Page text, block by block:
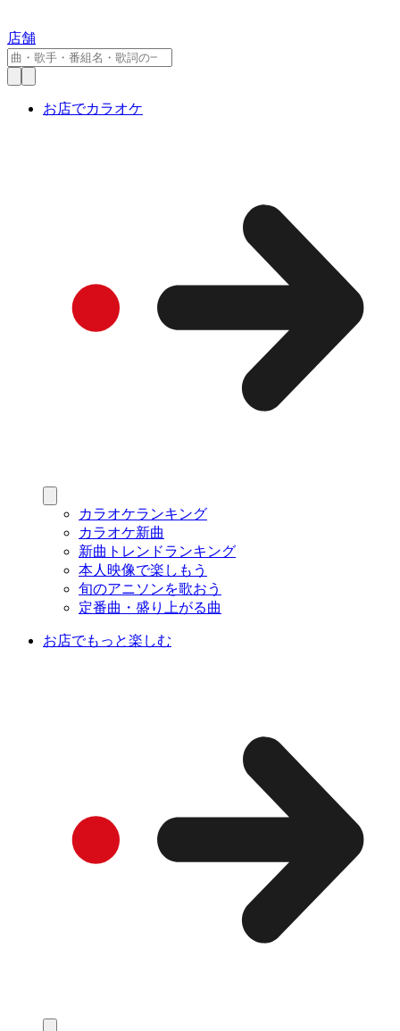
店舗
お店でカラオケ
カラオケランキング
カラオケ新曲
新曲トレンドランキング
本人映像で楽しもう
旬のアニソンを歌おう
定番曲・盛り上がる曲
お店でもっと楽しむ